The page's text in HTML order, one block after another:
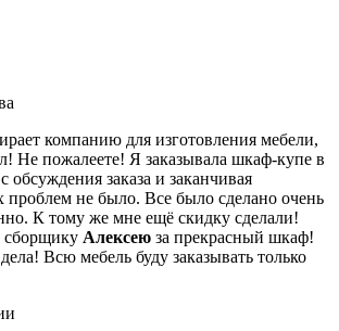
компанию для изготовления мебели,
Не пожалеете! Я заказывала шкаф-купе в
обсуждения заказа и заканчивая
не было. Все было сделано очень
К тому же мне ещё скидку сделали!
сборщику Алексею за прекрасный шкаф!
Всю мебель буду заказывать только